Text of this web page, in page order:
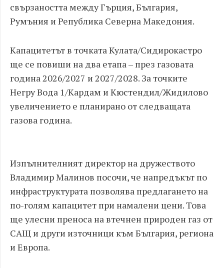
свързаността между Гърция, България,
Румъния и Република Северна Македония.
Капацитетът в точката Кулата/Сидирокастро
ще се повиши на два етапа – през газовата
година 2026/2027 и 2027/2028. За точките
Негру Вода 1/Кардам и Кюстендил/Жидилово
увеличението е планирано от следващата
газова година.
Изпълнителният директор на дружеството
Владимир Малинов посочи, че напредъкът по
инфраструктурата позволява предлагането на
по-голям капацитет при намалени цени. Това
ще улесни преноса на втечнен природен газ от
САЩ и други източници към България, региона
и Европа.